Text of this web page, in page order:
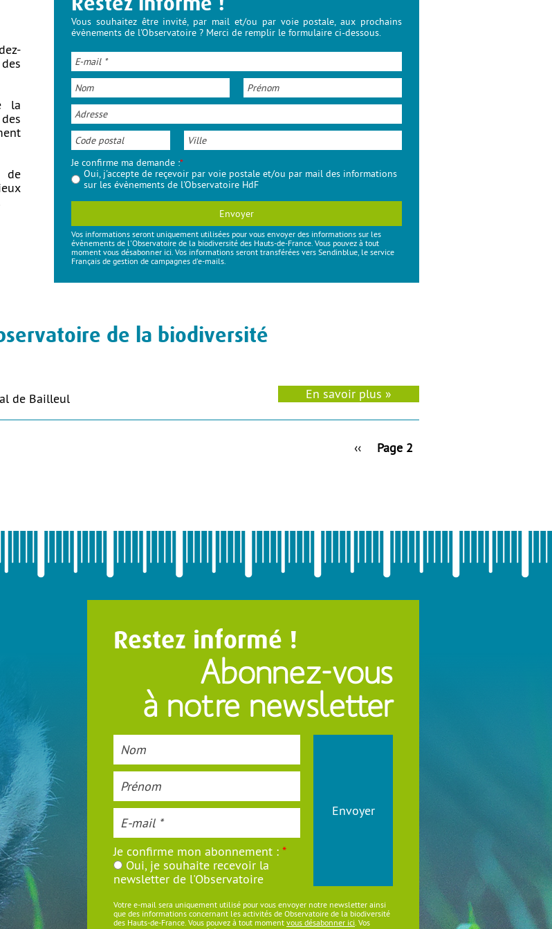
la
de
Vous souhaitez être invité, par mail et/ou par voie postale, aux prochains
évènements de l'Observatoire ? Merci de remplir le formulaire ci-dessous.
Je confirme ma demande :*
Oui, j'accepte de reçevoir par voie postale et/ou par mail des informations
sur les évènements de l'Observatoire HdF
Envoyer
Vos informations seront uniquement utilisées pour vous envoyer des informations sur les
évènements de l'Observatoire de la biodiversité des Hauts-de-France. Vous pouvez à tout
moment vous désabonner ici. Vos informations seront transférées vers Sendinblue, le service
Français de gestion de campagnes d'e-mails.
de la biodiversité
de Bailleul En savoir plus »
Page
‹‹ Page 2
Restez informé !
Abonnez-vous
à notre newsletter
Je confirme mon abonnement : *
Oui, je souhaite recevoir la
newsletter de l'Observatoire
Envoyer
Votre e-mail sera uniquement utilisé pour vous envoyer notre newsletter ainsi
que des informations concernant les activités de Observatoire de la biodiversité
des Hauts-de-France. Vous pouvez à tout moment vous désabonner ici. Vos